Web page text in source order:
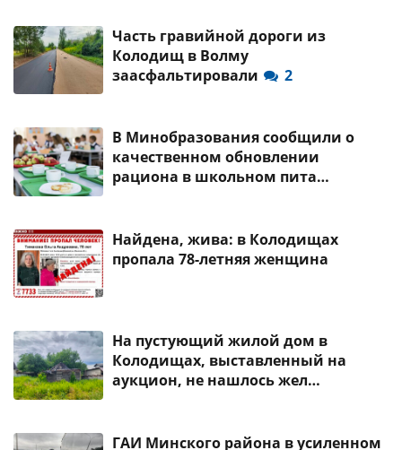
Часть гравийной дороги из
Колодищ в Волму
заасфальтировали
2
В Минобразования сообщили о
качественном обновлении
рациона в школьном пита…
Найдена, жива: в Колодищах
пропала 78-летняя женщина
На пустующий жилой дом в
Колодищах, выставленный на
аукцион, не нашлось жел…
ГАИ Минского района в усиленном